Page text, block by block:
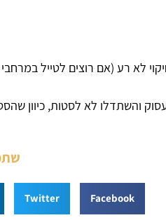
לא רע (אם רוצים לטייל
והשתדלו לא לסטות, כיוון
Facebook
Twitter